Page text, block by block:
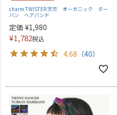
charm TWISTER 天竺 オーガニック ター
バン ヘアバンド
定価 ¥1,980
¥1,782税込
4.68 （40）